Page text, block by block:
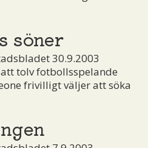
söner
30.9.2003
tolv fotbollsspelande
frivilligt väljer att söka